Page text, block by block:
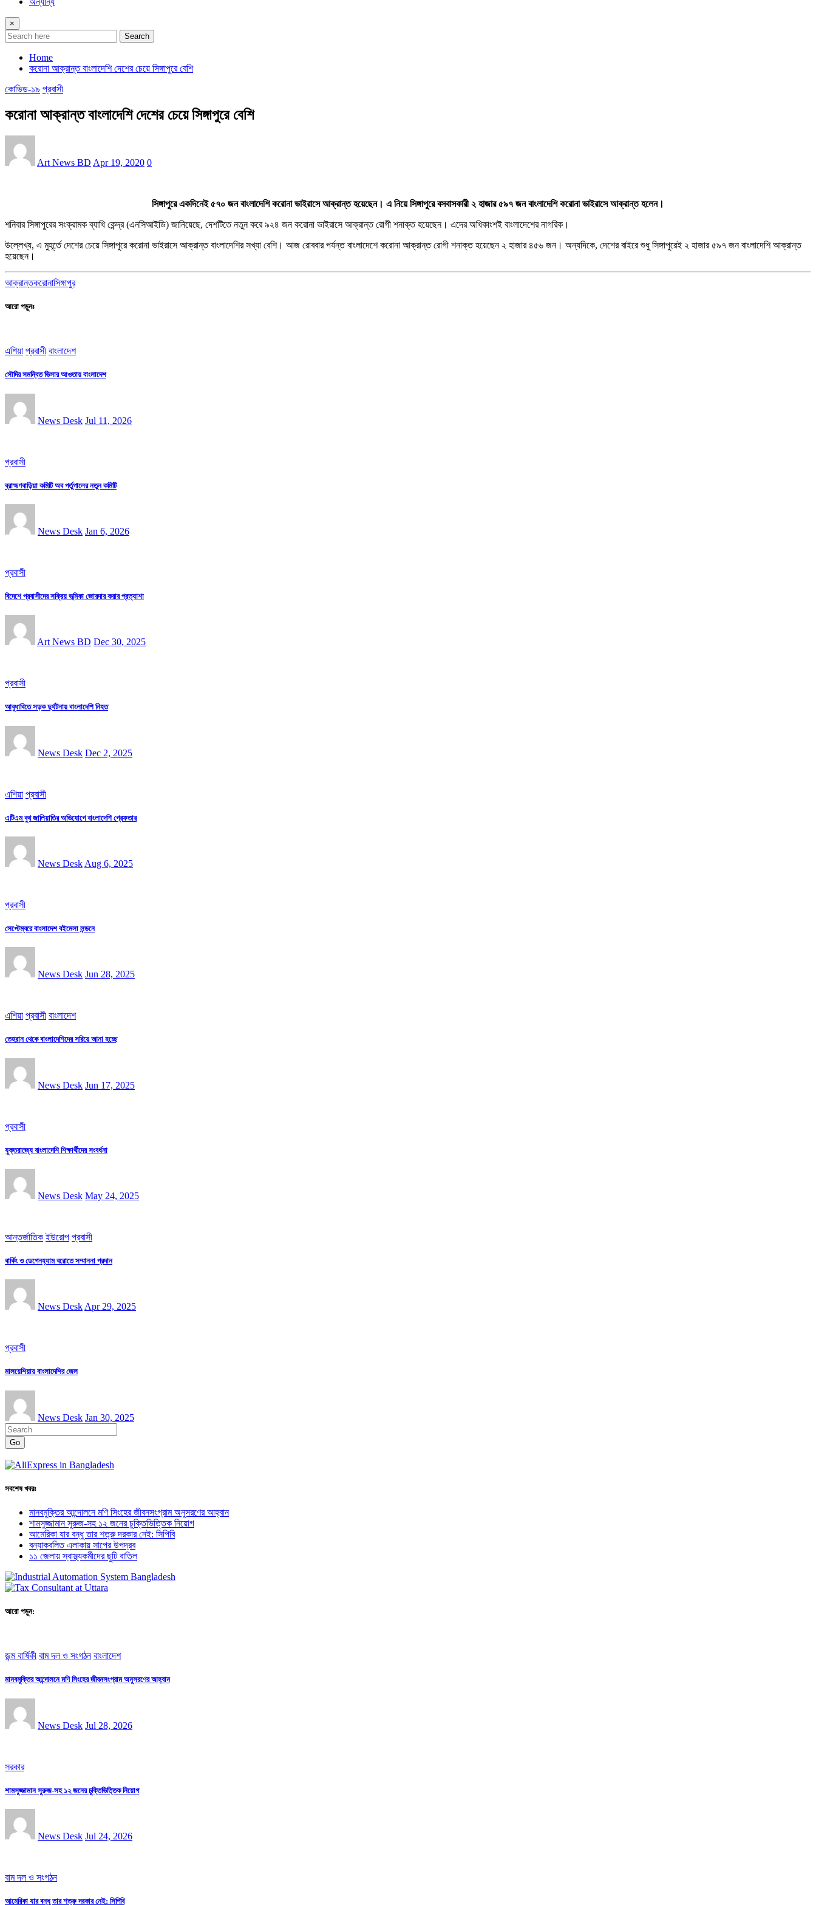
×
Search
Home
করোনা আক্রান্ত বাংলাদেশি দেশের চেয়ে সিঙ্গাপুরে বেশি
কোভিড-১৯ প্রবাসী
করোনা আক্রান্ত বাংলাদেশি দেশের চেয়ে সিঙ্গাপুরে বেশি
Art News BD Apr 19, 2020 0
সিঙ্গাপুরে একদিনেই ৫৭০ জন বাংলাদেশি করোনা ভাইরাসে আক্রান্ত হয়েছেন। এ নিয়ে সিঙ্গাপুরে বসবাসকারী ২ হাজার ৫৯৭ জন বাংলাদেশি করোনা ভাইরাসে আক্রান্ত হলেন।
শনিবার সিঙ্গাপুরের সংক্রামক ব্যাধি কেন্দ্র (এনসিআইডি) জানিয়েছে, দেশটিতে নতুন করে ৯২৪ জন করোনা ভাইরাসে আক্রান্ত রোগী শনাক্ত হয়েছেন। এদের অধিকাংশই বাংলাদেশের নাগরিক।
উল্লেখ্য, এ মুহূর্তে দেশের চেয়ে সিঙ্গাপুরে করোনা ভাইরাসে আক্রান্ত বাংলাদেশির সখ্যা বেশি। আজ রোববার পর্যন্ত বাংলাদেশে করোনা আক্রান্ত রোগী শনাক্ত হয়েছেন ২ হাজার ৪৫৬ জন। অন্যদিকে, দেশের বাইরে শুধু সিঙ্গাপুরেই ২ হাজার ৫৯৭ জন বাংলাদেশি আক্রান্ত
হয়েছেন।
আক্রান্তকরোনাসিঙ্গাপুর
আরো পড়ুনঃ
এশিয়া প্রবাসী বাংলাদেশ
সৌদির সমন্বিত ভিসার আওতায় বাংলাদেশ
News Desk Jul 11, 2026
প্রবাসী
ব্রাহ্মণবাড়িয়া কমিটি অব পর্তুগালের নতুন কমিটি
News Desk Jan 6, 2026
প্রবাসী
বিদেশে প্রবাসীদের সক্রিয় ভূমিকা জোরদার করার প্রত্যাশা
Art News BD Dec 30, 2025
প্রবাসী
আবুধাবিতে সড়ক দুর্ঘটনায় বাংলাদেশি নিহত
News Desk Dec 2, 2025
এশিয়া প্রবাসী
এটিএম বুথ জালিয়াতির অভিযোগে বাংলাদেশি গ্রেফতার
News Desk Aug 6, 2025
প্রবাসী
সেপ্টেম্বরে বাংলাদেশ বইমেলা লন্ডনে
News Desk Jun 28, 2025
এশিয়া প্রবাসী বাংলাদেশ
তেহরান থেকে বাংলাদেশিদের সরিয়ে আনা হচ্ছে
News Desk Jun 17, 2025
প্রবাসী
যুক্তরাজ্যে বাংলাদেশি শিক্ষার্থীদের সংবর্ধনা
News Desk May 24, 2025
আন্তর্জাতিক ইউরোপ প্রবাসী
বার্কিং ও ডেগেনহ্যাম বরোতে সম্মাননা প্রদান
News Desk Apr 29, 2025
প্রবাসী
মালয়েশিয়ায় বাংলাদেশির জেল
News Desk Jan 30, 2025
Go
সবশেষ খবরঃ
মানবমুক্তির আন্দোলনে মণি সিংহের জীবনসংগ্রাম অনুসরণের আহ্বান
শামসুজ্জামান সুরুজ-সহ ১২ জনের চুক্তিভিত্তিক নিয়োগ
আমেরিকা যার বন্ধু তার শত্রু দরকার নেই: সিপিবি
বন্যাকবলিত এলাকায় সাপের উপদ্রব
১১ জেলায় স্বাস্থ্যকর্মীদের ছুটি বাতিল
আরো পড়ুন:
জন্ম বার্ষিকী বাম দল ও সংগঠন বাংলাদেশ
মানবমুক্তির আন্দোলনে মণি সিংহের জীবনসংগ্রাম অনুসরণের আহ্বান
News Desk Jul 28, 2026
সরকার
শামসুজ্জামান সুরুজ-সহ ১২ জনের চুক্তিভিত্তিক নিয়োগ
News Desk Jul 24, 2026
বাম দল ও সংগঠন
আমেরিকা যার বন্ধু তার শত্রু দরকার নেই: সিপিবি